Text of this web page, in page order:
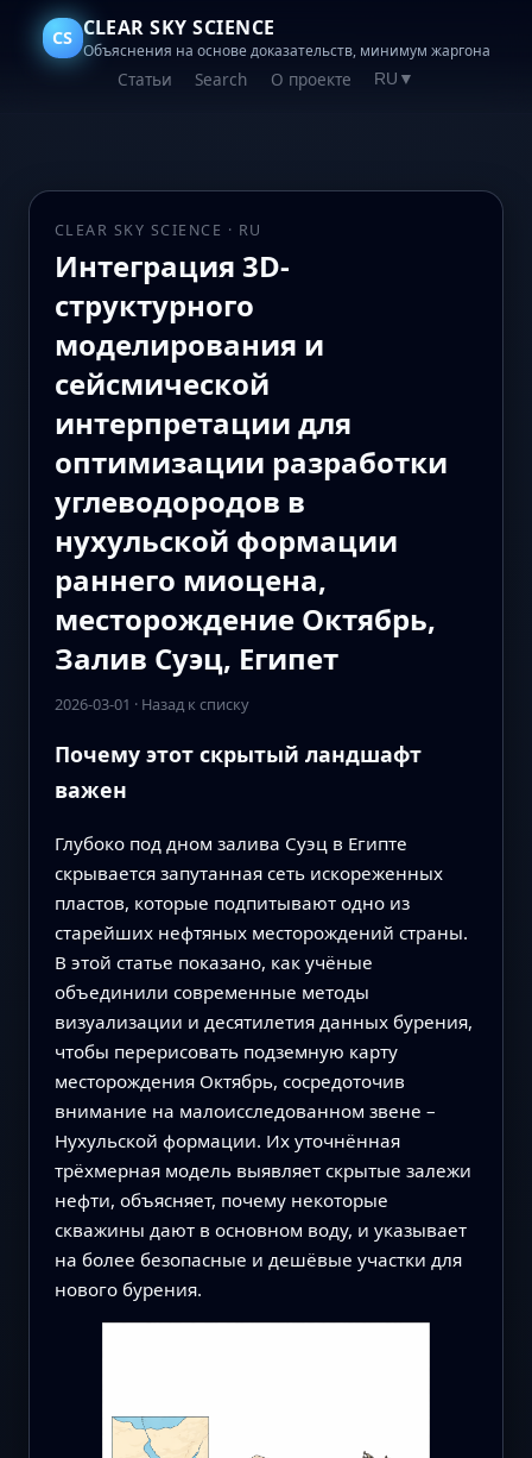
CS CLEAR SKY SCIENCE
Объяснения на основе доказательств, минимум жаргона
Статьи Search О проекте RU ▼
CLEAR SKY SCIENCE · RU
Интеграция 3D-
структурного
моделирования и
сейсмической
интерпретации для
оптимизации разработки
углеводородов в
нухульской формации
раннего миоцена,
месторождение Октябрь,
Залив Суэц, Египет
2026-03-01 · Назад к списку
Почему этот скрытый ландшафт
важен
Глубоко под дном залива Суэц в Египте
скрывается запутанная сеть искореженных
пластов, которые подпитывают одно из
старейших нефтяных месторождений страны.
В этой статье показано, как учёные
объединили современные методы
визуализации и десятилетия данных бурения,
чтобы перерисовать подземную карту
месторождения Октябрь, сосредоточив
внимание на малоисследованном звене –
Нухульской формации. Их уточнённая
трёхмерная модель выявляет скрытые залежи
нефти, объясняет, почему некоторые
скважины дают в основном воду, и указывает
на более безопасные и дешёвые участки для
нового бурения.